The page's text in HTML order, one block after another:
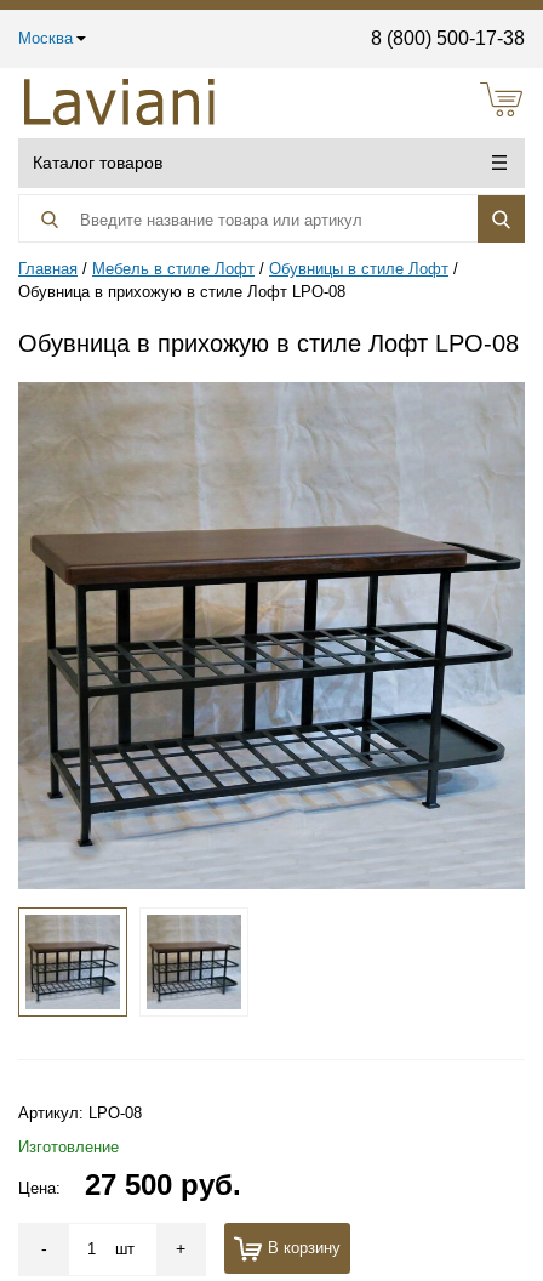
Москва 8 (800) 500-17-38
Каталог товаров
Главная Мебель в стиле Лофт
Обувницы в стиле Лофт
Обувница в прихожую в стиле Лофт LPO-08
Обувница в прихожую в стиле Лофт LPO-08
Артикул: LPO-08
Изготовление
Цена: 27 500 руб.
- шт + В корзину